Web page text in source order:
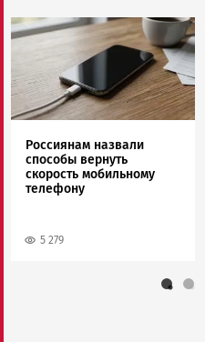
Image
Россиянам назвали
способы вернуть
скорость мобильному
телефону
5 279